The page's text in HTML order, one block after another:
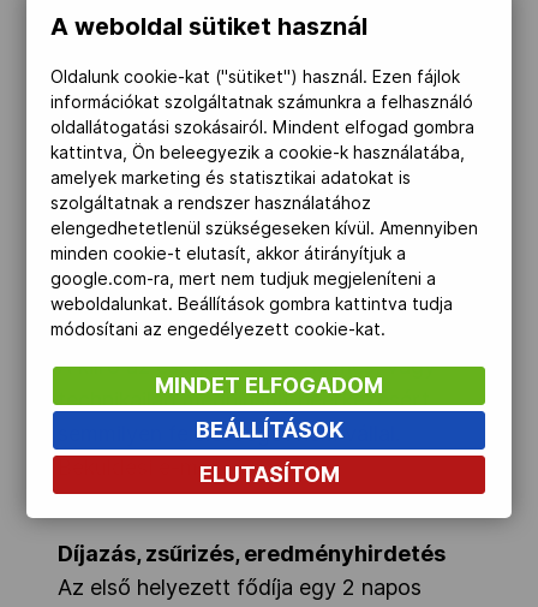
bescannelve csatolni a mellékelt
Nevező aláírásával igazolja, hogy
elmúlt 18 éves.
A beküldő a kép eredetiségért,
valamint a MOB /Magyar/ Fair Play
Bizottság általi szabad
felhasználásáért felelősséget vállal!
Jelentkezési határidő:2017. június 16.
A kiíró az esetleges késedelmes, vagy
technikailag meghiúsult beérkezésért
semmilyen felelősséget nem vállal.
Beküldési e-mail cím:
gabor.deregan@fairplayinternational.org
Díjazás, zsűrizés, eredményhirdetés
Az első helyezett fődíja egy 2 napos
A weboldal sütiket használ
Oldalunk cookie-kat ("sütiket") használ. Ezen fájlok
információkat szolgáltatnak számunkra a felhasználó
oldallátogatási szokásairól. Mindent elfogad gombra
kattintva, Ön beleegyezik a cookie-k használatába,
amelyek marketing és statisztikai adatokat is
szolgáltatnak a rendszer használatához
elengedhetetlenül szükségeseken kívül. Amennyiben
minden cookie-t elutasít, akkor átirányítjuk a
google.com-ra, mert nem tudjuk megjeleníteni a
weboldalunkat. Beállítások gombra kattintva tudja
módosítani az engedélyezett cookie-kat.
MINDET ELFOGADOM
BEÁLLÍTÁSOK
ELUTASÍTOM